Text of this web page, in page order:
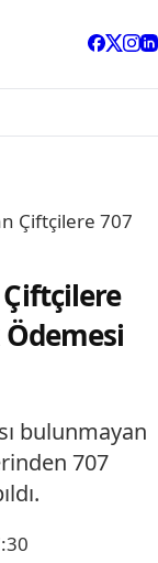
Çiftçilere 707
bulunmayan
707